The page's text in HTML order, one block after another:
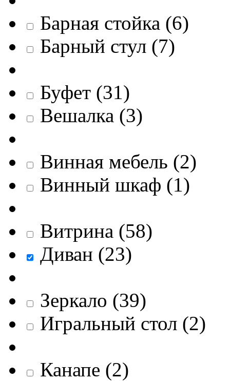
Барная стойка (6)
Барный стул (7)
Буфет (31)
Вешалка (3)
Винная мебель (2)
Винный шкаф (1)
Витрина (58)
Диван (23)
Зеркало (39)
Игральный стол (2)
Канапе (2)